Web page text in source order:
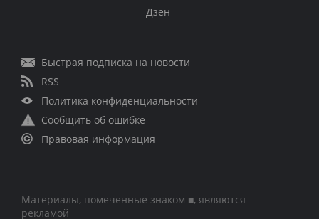
Дзен
Быстрая подписка на новости
RSS
Политика конфиденциальности
Сообщить об ошибке
Правовая информация
Материалы, помеченные знаком ■, являются
рекламой